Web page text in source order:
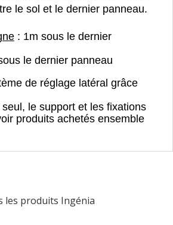
le sol et le dernier panneau.
: 1m sous le dernier
le dernier panneau
de réglage latéral grâce
le support et les fixations
produits achetés ensemble
les produits Ingénia